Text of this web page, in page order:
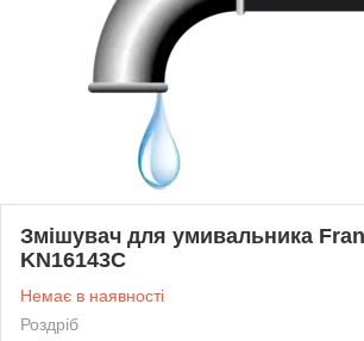
Змішувач для умивальника
KN16143C
Немає в наявності
Роздріб